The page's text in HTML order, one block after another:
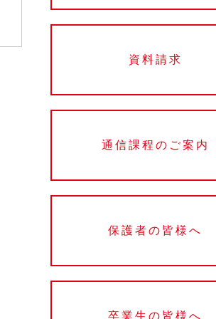
資料請求
通信課程のご案内
保護者の皆様へ
卒業生の皆様へ